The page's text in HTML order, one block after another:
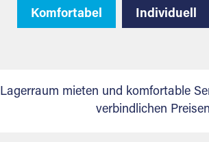
Komfortabel Individuell
Lagerraum mieten und komfortable
verbindlichen